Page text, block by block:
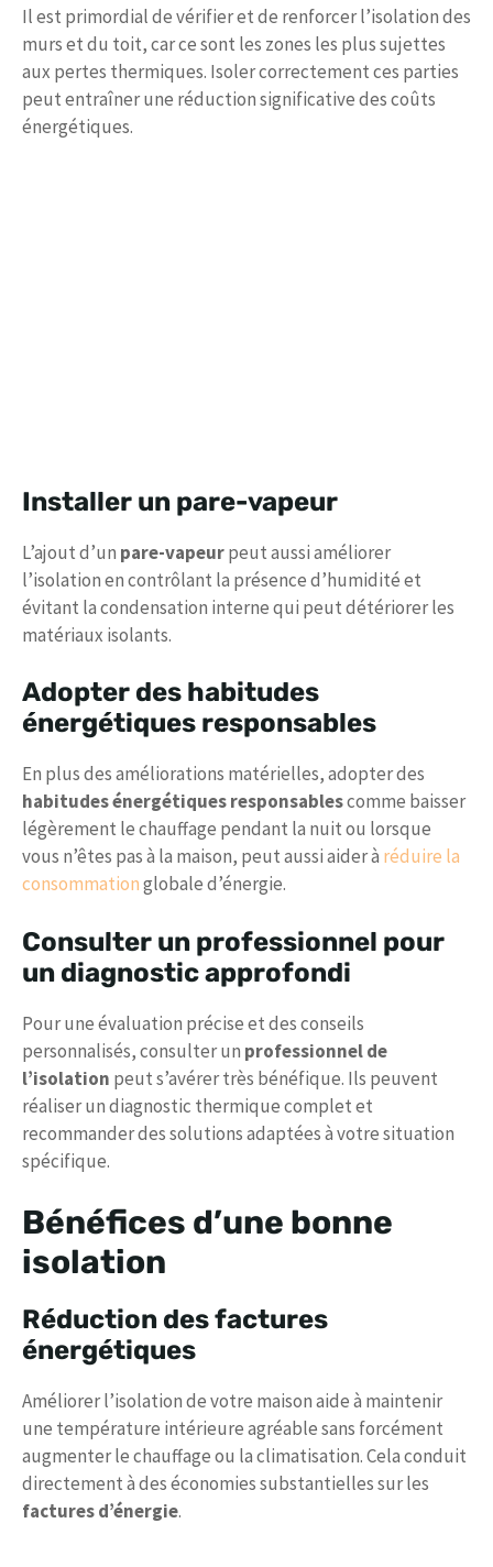
Il est primordial de vérifier et de renforcer l’isolation des
murs et du toit, car ce sont les zones les plus sujettes
aux pertes thermiques. Isoler correctement ces parties
peut entraîner une réduction significative des coûts
énergétiques.
Installer un pare-vapeur
L’ajout d’un pare-vapeurpeut aussi améliorer
l’isolation en contrôlant la présence d’humidité et
évitant la condensation interne qui peut détériorer les
matériaux isolants.
Adopter des habitudes
énergétiques responsables
En plus des améliorations matérielles, adopter des
habitudes énergétiques responsablescomme baisser
légèrement le chauffage pendant la nuit ou lorsque
vous n’êtes pas à la maison, peut aussi aider à réduire la
consommationglobale d’énergie.
Consulter un professionnel pour
un diagnostic approfondi
Pour une évaluation précise et des conseils
personnalisés, consulter un professionnel de
l’isolation peut s’avérer très bénéfique. Ils peuvent
réaliser un diagnostic thermique complet et
recommander des solutions adaptées à votre situation
spécifique.
Bénéfices d’une bonne
isolation
Réduction des factures
énergétiques
Améliorer l’isolation de votre maison aide à maintenir
une température intérieure agréable sans forcément
augmenter le chauffage ou la climatisation. Cela conduit
directement à des économies substantielles sur les
factures d’énergie.